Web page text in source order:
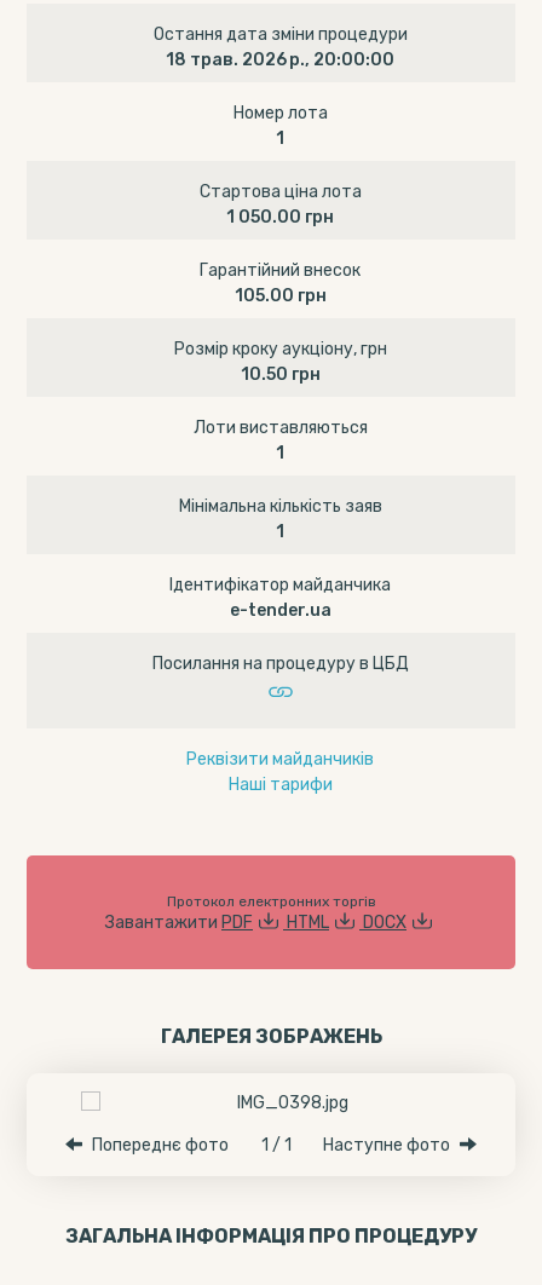
Остання дата зміни процедури
18 трав. 2026 р., 20:00:00
Номер лота
1
Стартова ціна лота
1 050.00 грн
Гарантійний внесок
105.00 грн
Розмір кроку аукціону, грн
10.50 грн
Лоти виставляються
1
Мінімальна кількість заяв
1
Ідентифікатор майданчика
e-tender.ua
Посилання на процедуру в ЦБД
Реквізити майданчиків
Наші тарифи
Протокол електронних торгів
Завантажити PDF HTML DOCX
ГАЛЕРЕЯ ЗОБРАЖЕНЬ
Попереднє фото 1 / 1 Наступне фото
ЗАГАЛЬНА ІНФОРМАЦІЯ ПРО ПРОЦЕДУРУ